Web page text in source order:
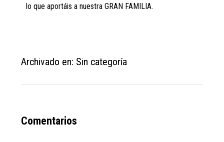
lo que aportáis a nuestra GRAN FAMILIA.
Archivado en: Sin categoría
Reader
Comentarios